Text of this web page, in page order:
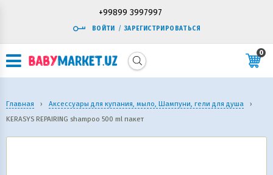
+99899 3997997
ВОЙТИ / ЗАРЕГИСТРИРОВАТЬСЯ
0
Главная › Аксессуары для купания, мыло, Шампуни, гели для душа
›
KERASYS REPAIRING shampoo 500 ml пакет